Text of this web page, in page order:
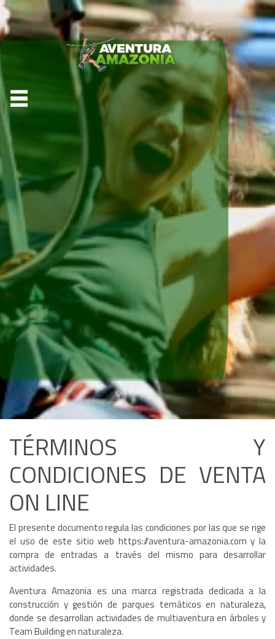
TÉRMINOS Y
CONDICIONES DE VENTA
ON LINE
El presente documento regula las condiciones por las que se rige
el uso de este sitio web https://aventura-amazonia.com y la
compra de entradas a través del mismo para desarrollar
actividades.
Aventura Amazonia es una marca registrada dedicada a la
construcción y gestión de parques temáticos en naturaleza,
donde se desarrollan actividades de multiaventura en árboles y
Team Building en naturaleza.